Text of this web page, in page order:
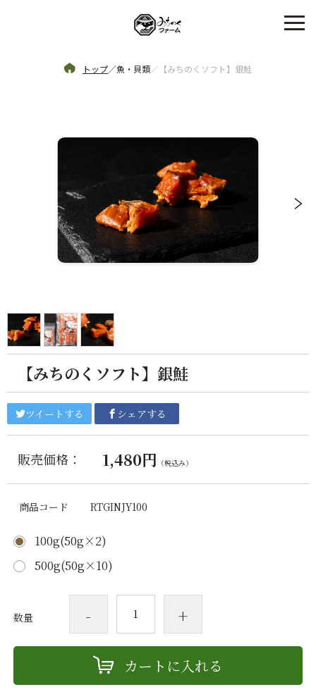
トップ／魚・貝類／ 【みちのくソフト】銀鮭
【みちのくソフト】銀鮭
ツイートする シェアする
販売価格： 1,480円 （税込み）
商品コード RTGINJY100
100g(50g×2)
500g(50g×10)
数量 - +
カートに入れる